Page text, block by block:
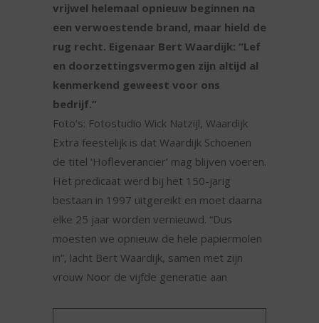
vrijwel helemaal opnieuw beginnen na
een verwoestende brand, maar hield de
rug recht. Eigenaar Bert Waardijk: “Lef
en doorzettingsvermogen zijn altijd al
kenmerkend geweest voor ons
bedrijf.”
Foto’s: Fotostudio Wick Natzijl, Waardijk
Extra feestelijk is dat Waardijk Schoenen
de titel ‘Hofleverancier’ mag blijven voeren.
Het predicaat werd bij het 150-jarig
bestaan in 1997 uitgereikt en moet daarna
elke 25 jaar worden vernieuwd. “Dus
moesten we opnieuw de hele papiermolen
in”, lacht Bert Waardijk, samen met zijn
vrouw Noor de vijfde generatie aan